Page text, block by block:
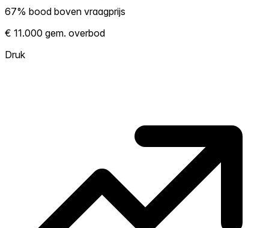
Woningmarkt status
Laat zien hoe competitief de markt hier is.
Hoe meer woningen boven vraagprijs
verkopen, hoe heter. Heet? Verwacht
67% bood boven vraagprijs
€ 11.000 gem. overbod
Druk